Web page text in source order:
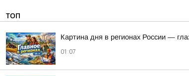
ТОП
Картина дня в регионах России —
01:07